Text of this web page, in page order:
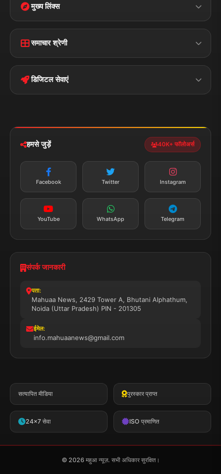
मुख्य लिंक्स
Disclaimer
Terms &
Privacy Policy
समाचार श्रेणी
पॉलिटिकल झारखण्ड
डिजिटल सेवाएं
न्यूज़ अलर्ट
सब्सक्राइब करें
हमसे जुड़ें 40K+ फॉलोअर्स
Facebook Twitter Instagram
YouTube WhatsApp Telegram
संपर्क जानकारी
पता:
Mahuaa News, 2429 Tower A, Bhutani Alphathum,
Noida (Uttar Pradesh) PIN - 201305
ईमेल:
info.mahuaanews@gmail.com
सत्यापित मीडिया पुरस्कार प्राप्त
24x7 सेवा ISO प्रमाणित
© 2026 महुआ न्यूज़. सभी अधिकार सुरक्षित।